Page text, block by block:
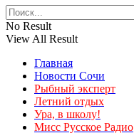
No Result
View All Result
Главная
Новости Сочи
Рыбный эксперт
Летний отдых
Ура, в школу!
Мисс Русское Радио